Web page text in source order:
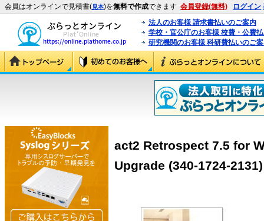
会員はオンラインで見積書(見本)を無料で作成できます 会員登録(無料) ログイン
法人のお客様 請求書払いのご案内
学校・官公庁のお客様 校費・公費
研究機関のお客様 科研費払いのご
act2 Retrospect 7.5 for
Upgrade (340-1724-2131)